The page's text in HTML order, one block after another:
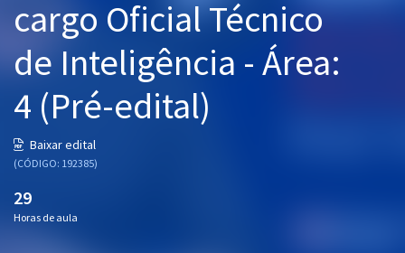
Questões grátis
Aprovados
Atendimento
cargo Oficial Técnico
de Inteligência - Área:
4 (Pré-edital)
Baixar edital
(CÓDIGO: 192385)
29
Horas de aula